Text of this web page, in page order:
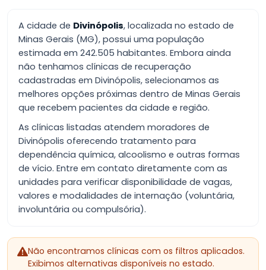
A cidade de Divinópolis, localizada no estado de
Minas Gerais (MG), possui uma população
estimada em 242.505 habitantes. Embora ainda
não tenhamos clínicas de recuperação
cadastradas em Divinópolis, selecionamos as
melhores opções próximas dentro de Minas Gerais
que recebem pacientes da cidade e região.
As clínicas listadas atendem moradores de
Divinópolis oferecendo tratamento para
dependência química, alcoolismo e outras formas
de vício. Entre em contato diretamente com as
unidades para verificar disponibilidade de vagas,
valores e modalidades de internação (voluntária,
involuntária ou compulsória).
Não encontramos clínicas com os filtros aplicados.
Exibimos alternativas disponíveis no estado.